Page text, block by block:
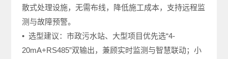
散式处理设施，无需布线，降低施工成本，支持远程监
测与故障预警。
• 选型建议：市政污水站、大型项目优先选“4-
20mA+RS485”双输出，兼顾实时监测与智慧联动；小